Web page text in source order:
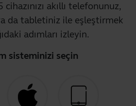
akıllı telefonunuz,
da tabletiniz ile eşleştirmek
adımları izleyin.
sisteminizi seçin